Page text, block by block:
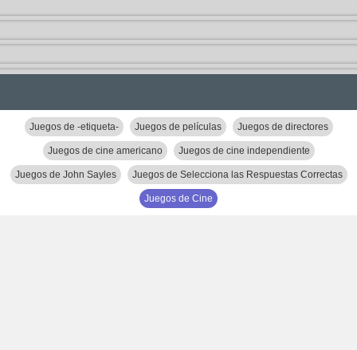
Juegos de -etiqueta- Juegos de películas Juegos de directores
Juegos de cine americano Juegos de cine independiente
Juegos de John Sayles Juegos de Selecciona las Respuestas Correctas
Juegos de Cine